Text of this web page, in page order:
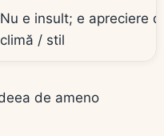
Nu e insult; e apreciere
climă / stil